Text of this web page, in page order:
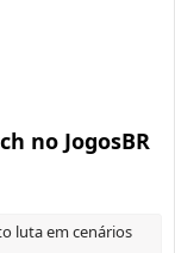
no JogosBR
luta em cenários